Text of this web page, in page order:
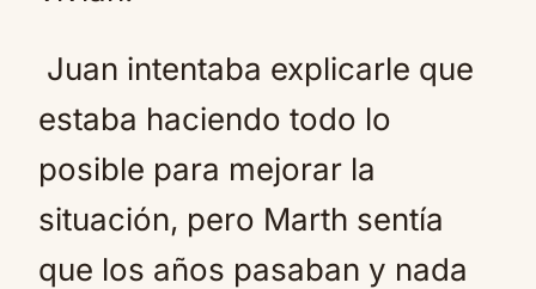
Juan intentaba explicarle que
estaba haciendo todo lo
posible para mejorar la
situación, pero Marth sentía
que los años pasaban y nada